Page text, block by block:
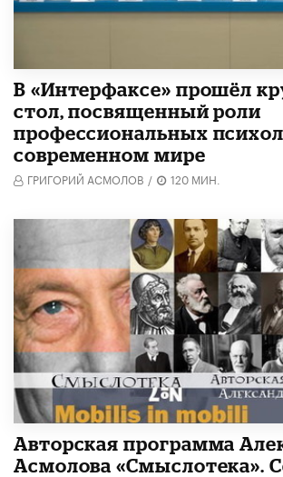
В «Интерфаксе» прошёл
стол, посвященный роли
профессиональных
современном мире
ГРИГОРИЙ АСМОЛОВ / 120 МИН.
Авторская программа
Асмолова «Смыслотека».